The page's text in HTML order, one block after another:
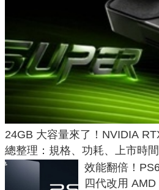
24GB 大容量來了！NVIDIA
總整理：規格、功耗、上市時間
效能翻倍！
四代改用